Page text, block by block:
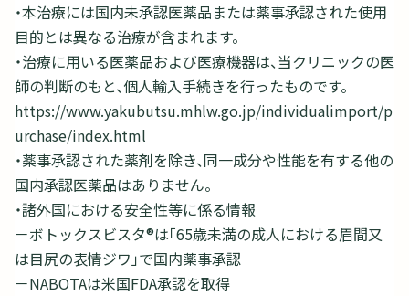
・本治療には国内未承認医薬品または薬事承認された使用
目的とは異なる治療が含まれます。
・治療に用いる医薬品および医療機器は、当クリニックの医
師の判断のもと、個人輸入手続きを行ったものです。
https://www.yakubutsu.mhlw.go.jp/individualimport/p
urchase/index.html
・薬事承認された薬剤を除き、同一成分や性能を有する他の
国内承認医薬品はありません。
・諸外国における安全性等に係る情報
－ボトックスビスタ®は「65歳未満の成人における眉間又
は目尻の表情ジワ」で国内薬事承認
－NABOTAは米国FDA承認を取得